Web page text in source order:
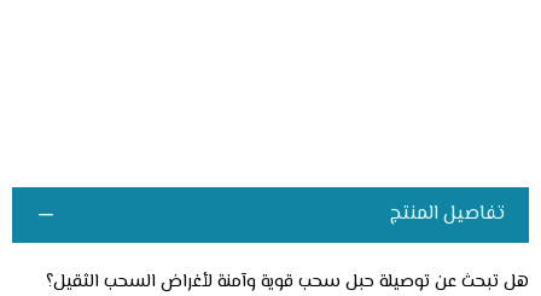
تفاصيل المنتج
هل تبحث عن توصيلة حبل سحب قوية وآمنة لأغراض السحب الثقيل؟